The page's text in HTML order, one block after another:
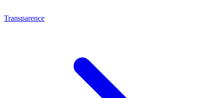
Transparence